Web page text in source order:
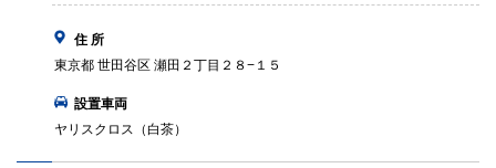
住 所
東京都 世田谷区 瀬田２丁目２８−１５
設置車両
ヤリスクロス（白茶）